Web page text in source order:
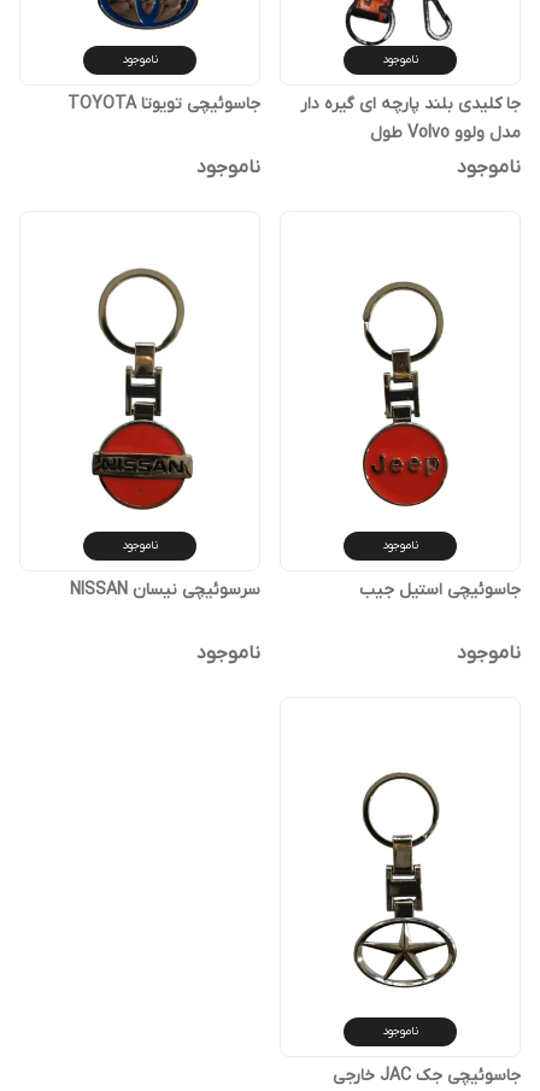
ناموجود
جا کلیدی بلند پارچه ای گیره دار
مدل ولوو Volvo طول
40سانتیمتری جنس ساتن دارای
ناموجود
ناموجود
جاسوئیچی تویوتا TOYOTA
ناموجود
ناموجود
جاسوئیچی استیل جیب
ناموجود
ناموجود
سرسوئیچی نیسان NISSAN
ناموجود
ناموجود
جاسوئیچی جک JAC خارجی